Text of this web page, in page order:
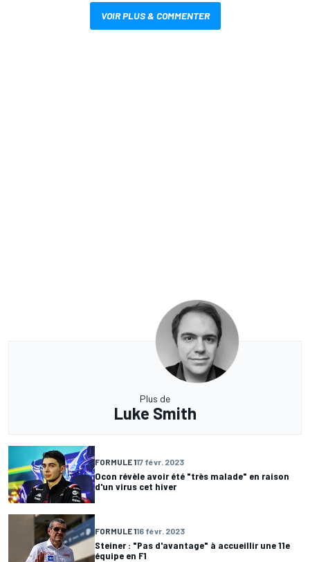
VOIR PLUS & COMMENTER
Plus de
Luke Smith
FORMULE 117 févr. 2023
Ocon révèle avoir été "très malade" en raison
d'un virus cet hiver
FORMULE 116 févr. 2023
Steiner : "Pas d'avantage" à accueillir une 11e
équipe en F1